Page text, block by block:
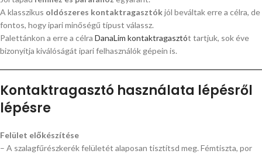
A klasszikus oldószeres kontaktragasztókjól beváltak erre a célra, de
fontos, hogy ipari minőségű típust válassz.
Palettánkon a erre a célra DanaLim kontaktragasztót tartjuk, sok éve
bizonyítja kiválóságát ipari felhasználók gépein is.
Kontaktragasztó használata lépésről
lépésre
Felület előkészítése
– A szalagfűrészkerék felületét alaposan tisztítsd meg. Fémtiszta, por